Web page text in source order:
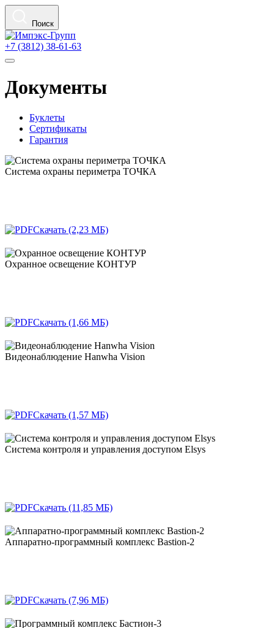
Поиск
+7 (3812) 38-61-63
Документы
Буклеты
Сертификаты
Гарантия
Система охраны периметра ТОЧКА
Скачать (2,23 МБ)
Охранное освещение КОНТУР
Скачать (1,66 МБ)
Видеонаблюдение Hanwha Vision
Скачать (1,57 МБ)
Система контроля и управления доступом Elsys
Скачать (11,85 МБ)
Аппаратно-программный комплекс Bastion-2
Скачать (7,96 МБ)